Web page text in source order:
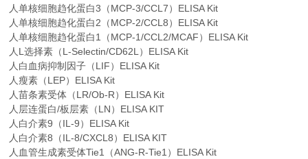
人单核细胞趋化蛋白3（MCP-3/CCL7）ELISA Kit
人单核细胞趋化蛋白2（MCP-2/CCL8）ELISA Kit
人单核细胞趋化蛋白1（MCP-1/CCL2/MCAF）ELISA Kit
人L选择素（L-Selectin/CD62L）ELISA Kit
人白血病抑制因子（LIF）ELISA Kit
人瘦素（LEP）ELISA Kit
人苗条素受体（LR/Ob-R）ELISA Kit
人层连蛋白/板层素（LN）ELISA KIT
人白介素9（IL-9）ELISA Kit
人白介素8（IL-8/CXCL8）ELISA KIT
人血管生成素受体Tie1（ANG-R-Tie1）ELISA Kit